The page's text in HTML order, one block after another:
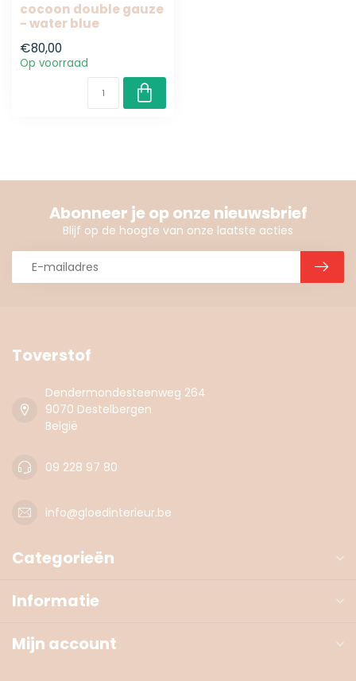
cocoon double gauze
- water blue
€80,00
Op voorraad
Abonneer je op onze nieuwsbrief
Blijf op de hoogte van onze laatste acties
Toverstof
Dendermondesteenweg 264
9070 Destelbergen
België
09 228 97 80
info@gloedinterieur.be
Categorieën
Informatie
Mijn account